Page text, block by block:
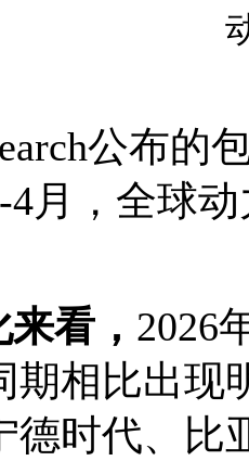
公布
4月，全球
看， 2026
期相比出现
德时代、比